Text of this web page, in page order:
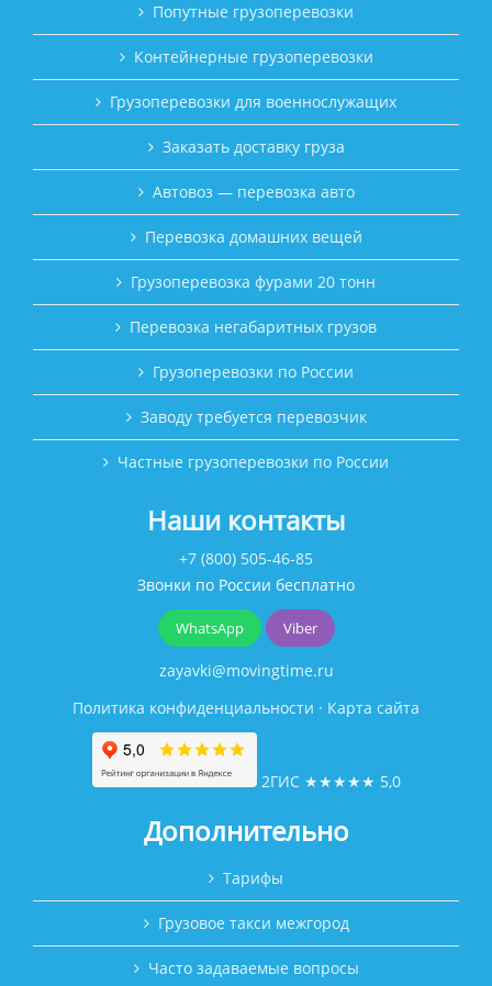
Попутные грузоперевозки
Контейнерные грузоперевозки
Грузоперевозки для военнослужащих
Заказать доставку груза
Автовоз — перевозка авто
Перевозка домашних вещей
Грузоперевозка фурами 20 тонн
Перевозка негабаритных грузов
Грузоперевозки по России
Заводу требуется перевозчик
Частные грузоперевозки по России
Наши контакты
+7 (800) 505-46-85
Звонки по России бесплатно
WhatsApp Viber
zayavki@movingtime.ru
Политика конфиденциальности · Карта сайта
2ГИС ★★★★★ 5,0
Дополнительно
Тарифы
Грузовое такси межгород
Часто задаваемые вопросы